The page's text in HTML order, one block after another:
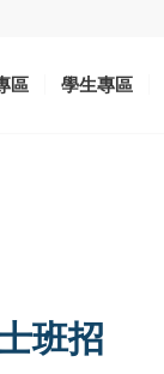
區 學生專區
班招